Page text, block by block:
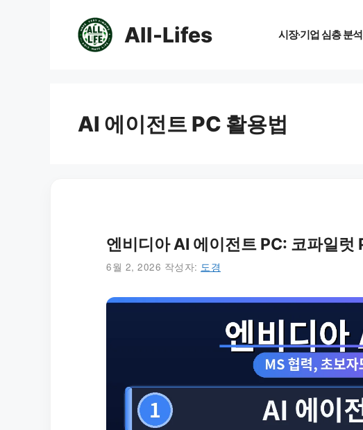
All-Lifes 시장·기업 심층 분석
AI 에이전트 PC 활용법
엔비디아 AI 에이전트 PC: 코파일럿
6월 2, 2026 작성자: 도경